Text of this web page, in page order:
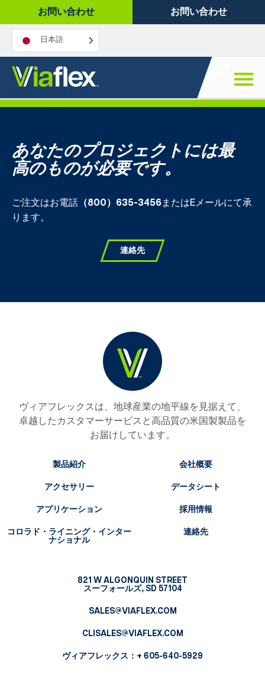
キ
お問い合わせ お問い合わせ
日本語
アプリケーション
あなたのプロジェクトには最
高のものが必要です。
ご注文はお電話 （800）635-3456またはEメールにて承
ります。
連絡先
ヴィアフレックスは、地球産業の地平線を見据えて、
卓越したカスタマーサービスと高品質の米国製製品を
お届けしています。
製品紹介
アクセサリー
アプリケーション
コロラド・ライニング・インター
ナショナル
会社概要
データシート
採用情報
連絡先
821 W ALGONQUIN STREET
スーフォールズ, SD 57104
SALES@VIAFLEX.COM
CLISALES@VIAFLEX.COM
ヴィアフレックス ：+ 605-640-5929